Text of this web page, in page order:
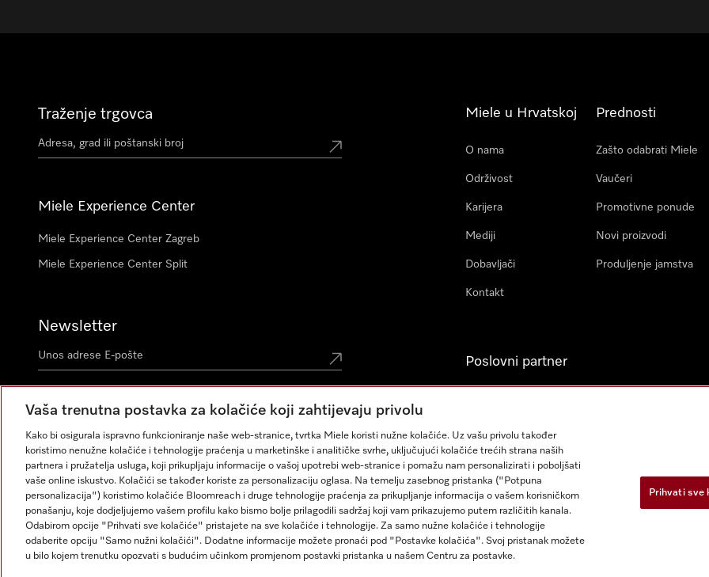
Traženje trgovca
Miele Experience Center
Miele Experience Center Zagreb
Miele Experience Center Split
Newsletter
Miele u Hrvatskoj
O nama
Održivost
Karijera
Mediji
Dobavljači
Kontakt
Prednosti
Zašto odabrati Miele
Vaučeri
Promotivne ponude
Novi proizvodi
Produljenje jamstva
Poslovni partner
građevinskih radova
Impresum Opći uvjeti Zaštita podataka Uvjeti Korištenja Izjava o pristupačnosti
Vaša trenutna postavka za kolačiće koji zahtijevaju privolu
Kako bi osigurala ispravno funkcioniranje naše web-stranice, tvrtka Miele koristi nužne kolačiće. Uz vašu privolu također
koristimo nenužne kolačiće i tehnologije praćenja u marketinške i analitičke svrhe, uključujući kolačiće trećih strana naših
partnera i pružatelja usluga, koji prikupljaju informacije o vašoj upotrebi web-stranice i pomažu nam personalizirati i poboljšati
vaše online iskustvo. Kolačići se također koriste za personalizaciju oglasa. Na temelju zasebnog pristanka ("Potpuna
personalizacija") koristimo kolačiće Bloomreach i druge tehnologije praćenja za prikupljanje informacija o vašem korisničkom
ponašanju, koje dodjeljujemo vašem profilu kako bismo bolje prilagodili sadržaj koji vam prikazujemo putem različitih kanala.
Odabirom opcije "Prihvati sve kolačiće" pristajete na sve kolačiće i tehnologije. Za samo nužne kolačiće i tehnologije
odaberite opciju "Samo nužni kolačići". Dodatne informacije možete pronaći pod "Postavke kolačića". Svoj pristanak možete
u bilo kojem trenutku opozvati s budućim učinkom promjenom postavki pristanka u našem Centru za postavke.
Prihvati sve